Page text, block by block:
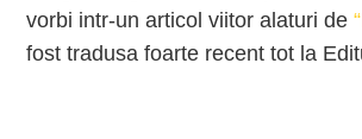
vorbi intr-un articol viitor alaturi de
fost tradusa foarte recent tot la